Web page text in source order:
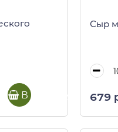
В корзину
Сыр
679